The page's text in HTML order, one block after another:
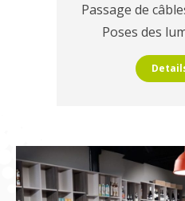
Passage de
Poses des